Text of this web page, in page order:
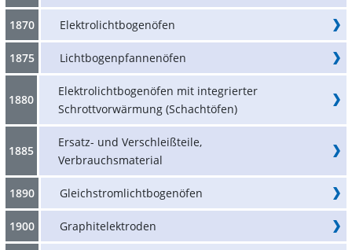
1870 Elektrolichtbogenöfen
1875 Lichtbogenpfannenöfen
1880
Elektrolichtbogenöfen mit integrierter
Schrottvorwärmung (Schachtöfen)
1885
Ersatz- und Verschleißteile,
Verbrauchsmaterial
1890 Gleichstromlichtbogenöfen
1900 Graphitelektroden